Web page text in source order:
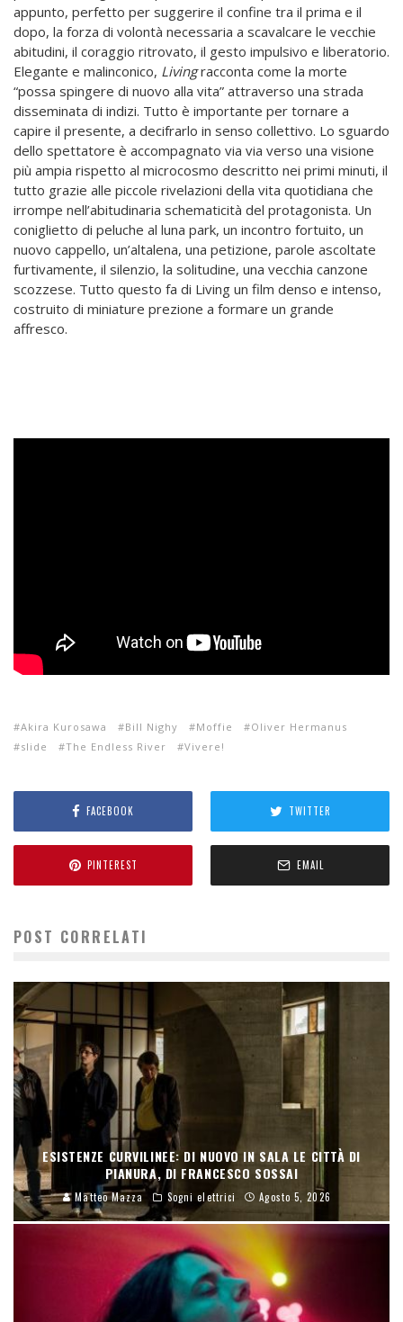
appunto, perfetto per suggerire il confine tra il prima e il
dopo, la forza di volontà necessaria a scavalcare le vecchie
abitudini, il coraggio ritrovato, il gesto impulsivo e liberatorio.
Elegante e malinconico, Livingracconta come la morte
“possa spingere di nuovo alla vita” attraverso una strada
disseminata di indizi. Tutto è importante per tornare a
capire il presente, a decifrarlo in senso collettivo. Lo sguardo
dello spettatore è accompagnato via via verso una visione
più ampia rispetto al microcosmo descritto nei primi minuti, il
tutto grazie alle piccole rivelazioni della vita quotidiana che
irrompe nell’abitudinaria schematicità del protagonista. Un
coniglietto di peluche al luna park, un incontro fortuito, un
nuovo cappello, un’altalena, una petizione, parole ascoltate
furtivamente, il silenzio, la solitudine, una vecchia canzone
scozzese. Tutto questo fa di Living un film denso e intenso,
costruito di miniature prezione a formare un grande
affresco.
Akira Kurosawa Bill Nighy Moffie
Oliver Hermanus
slide
The Endless River Vivere!
FACEBOOK TWITTER
PINTEREST EMAIL
POST CORRELATI
ESISTENZE CURVILINEE: DI NUOVO IN SALA LE CITTÀ DI
PIANURA, DI FRANCESCO SOSSAI
Matteo Mazza Sogni elettrici Agosto 5, 2026